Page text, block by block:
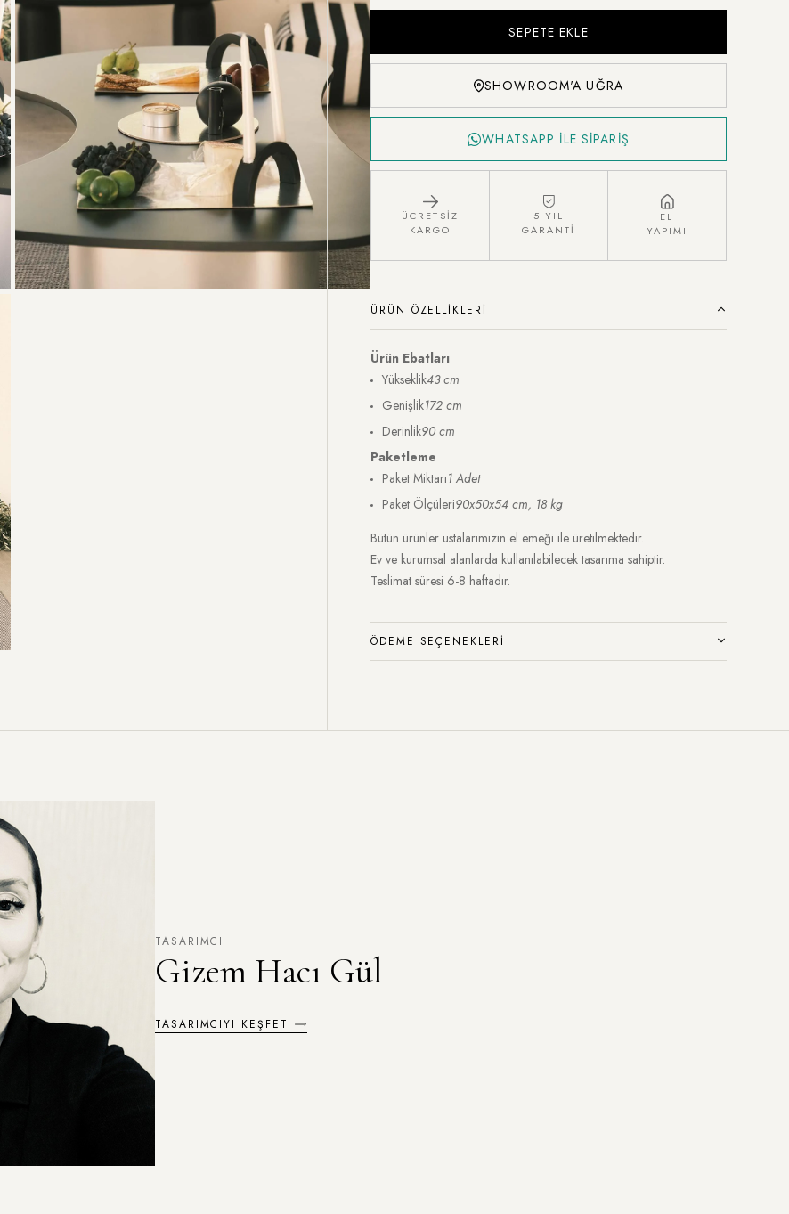
SHOWROOM'A UĞRA
WHATSAPP İLE SİPARİŞ
ÜCRETSİZ
KARGO
5 YIL
GARANTİ
EL
YAPIMI
ÜRÜN ÖZELLIKLERI
Ürün Ebatları
Yükseklik43 cm
Genişlik172 cm
Derinlik90 cm
Paketleme
Paket Miktarı1 Adet
Paket Ölçüleri90x50x54 cm, 18 kg
Bütün ürünler ustalarımızın el emeği ile üretilmektedir.
Ev ve kurumsal alanlarda kullanılabilecek tasarıma sahiptir.
Teslimat süresi 6-8 haftadır.
ÖDEME SEÇENEKLERI
TASARIMCI
Gizem Hacı Gül
TASARIMCIYI KEŞFET